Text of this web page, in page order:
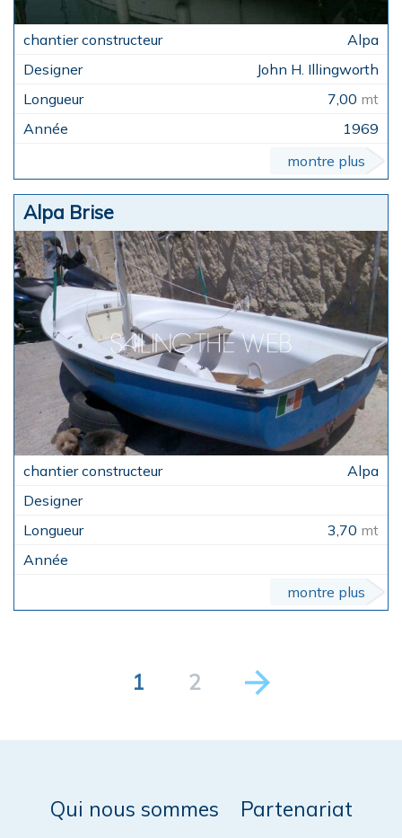
Alpa
John H. Illingworth
7,00 mt
1969
montre plus
Alpa Brise
Alpa
3,70 mt
montre plus
1 2
Qui nous sommes Partenariat